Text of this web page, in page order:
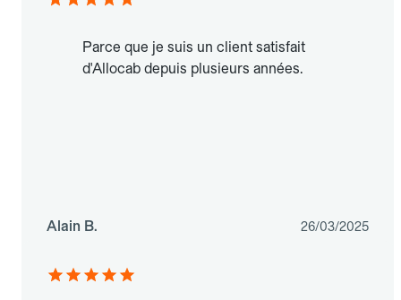
Parce que je suis un client satisfait
d'Allocab depuis plusieurs années.
Alain B. 26/03/2025